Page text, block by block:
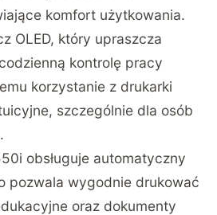
komfort użytkowania.
OLED, który upraszcza
kontrolę pracy
korzystanie z drukarki
szczególnie dla osób
obsługuje automatyczny
pozwala wygodnie drukować
oraz dokumenty